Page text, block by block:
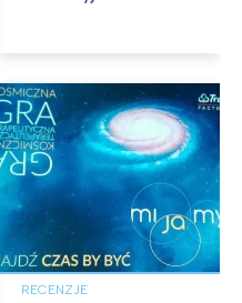
RECENZJE